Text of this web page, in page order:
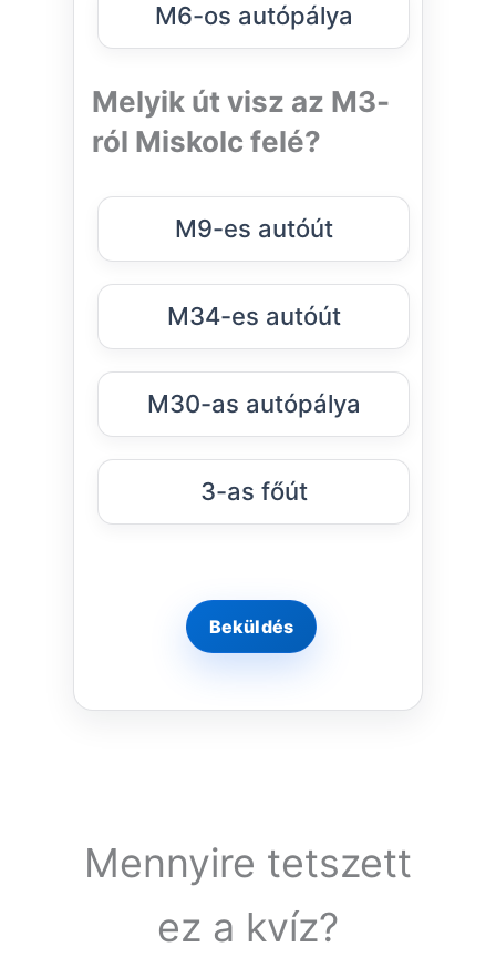
M6-os autópálya
Melyik út visz az M3-
ról Miskolc felé?
M9-es autóút
M34-es autóút
M30-as autópálya
3-as főút
Mennyire tetszett
ez a kvíz?